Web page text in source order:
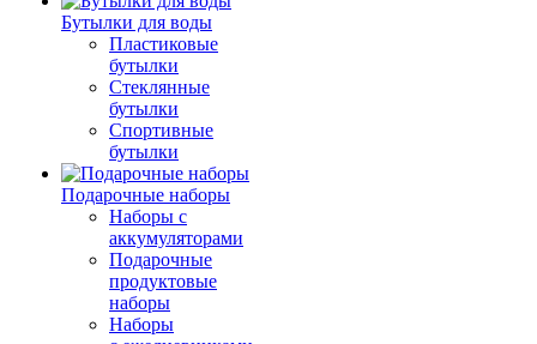
Бутылки для воды
Пластиковые
бутылки
Стеклянные
бутылки
Спортивные
бутылки
Подарочные наборы
Наборы с
аккумуляторами
Подарочные
продуктовые
наборы
Наборы